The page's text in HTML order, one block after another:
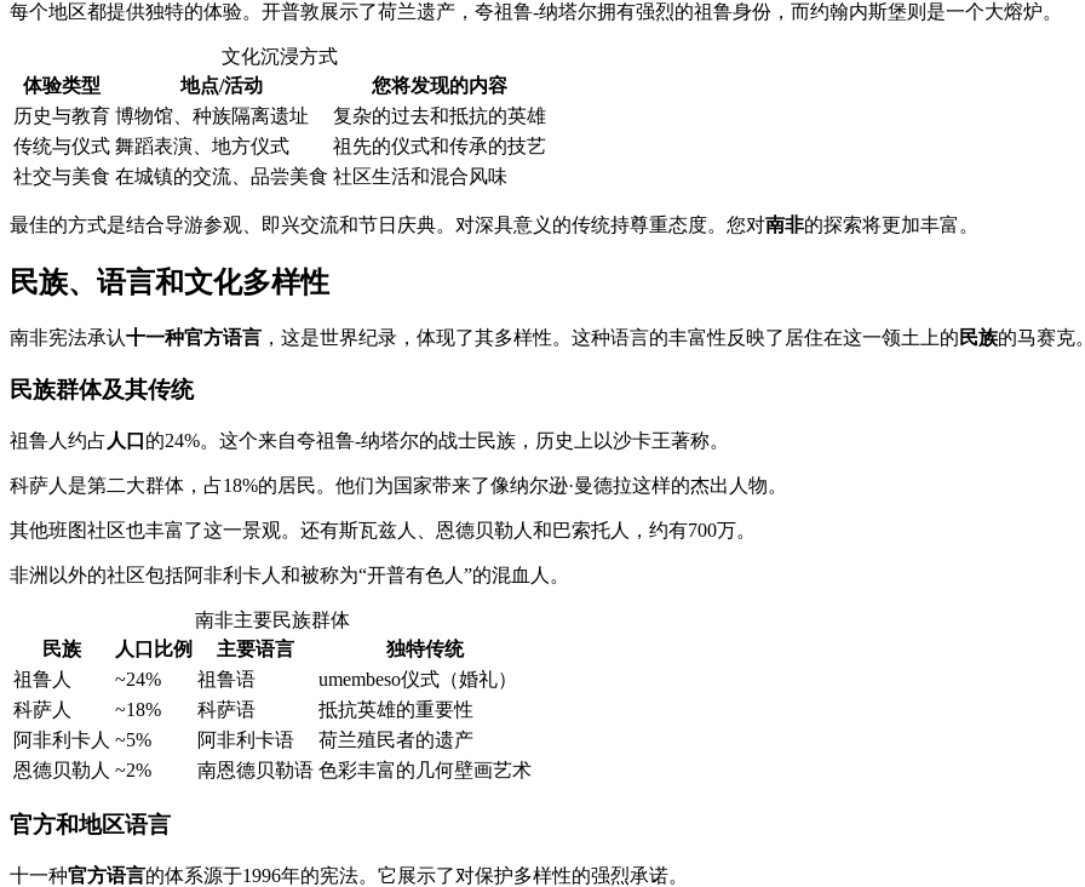
每个地区都提供独特的体验。开普敦展示了荷兰遗产，夸祖鲁-纳塔尔拥有强烈的祖鲁身份，而约翰内斯堡则是一个大熔炉。
文化沉浸方式
体验类型
地点/活动
您将发现的内容
历史与教育 博物馆、种族隔离遗址
复杂的过去和抵抗的英雄
传统与仪式 舞蹈表演、地方仪式
祖先的仪式和传承的技艺
社交与美食 在城镇的交流、品尝美食 社区生活和混合风味
最佳的方式是结合导游参观、即兴交流和节日庆典。对深具意义的传统持尊重态度。您对南非的探索将更加丰富。
民族、语言和文化多样性
南非宪法承认十一种官方语言 ，这是世界纪录，体现了其多样性。这种语言的丰富性反映了居住在这一领土上的 民族的马赛克。
民族群体及其传统
祖鲁人约占 人口 的24%。这个来自夸祖鲁-纳塔尔的战士民族，历史上以沙卡王著称。
科萨人是第二大群体，占18%的居民。他们为国家带来了像纳尔逊·曼德拉这样的杰出人物。
其他班图社区也丰富了这一景观。还有斯瓦兹人、恩德贝勒人和巴索托人，约有700万。
非洲以外的社区包括阿非利卡人和被称为“开普有色人”的混血人。
南非主要民族群体
民族
人口比例 主要语言
独特传统
祖鲁人
~24% 祖鲁语
umembeso仪式（婚礼）
科萨人
~18% 科萨语
抵抗英雄的重要性
阿非利卡人 ~5% 阿非利卡语
荷兰殖民者的遗产
恩德贝勒人 ~2% 南恩德贝勒语 色彩丰富的几何壁画艺术
官方和地区语言
十一种官方语言的体系源于1996年的宪法。它展示了对保护多样性的强烈承诺。